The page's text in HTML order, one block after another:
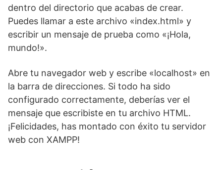
dentro del directorio que acabas de crear.
Puedes llamar a este archivo «index.html» y
escribir un mensaje de prueba como «¡Hola,
mundo!».
Abre tu navegador web y escribe «localhost» en
la barra de direcciones. Si todo ha sido
configurado correctamente, deberías ver el
mensaje que escribiste en tu archivo HTML.
¡Felicidades, has montado con éxito tu servidor
web con XAMPP!